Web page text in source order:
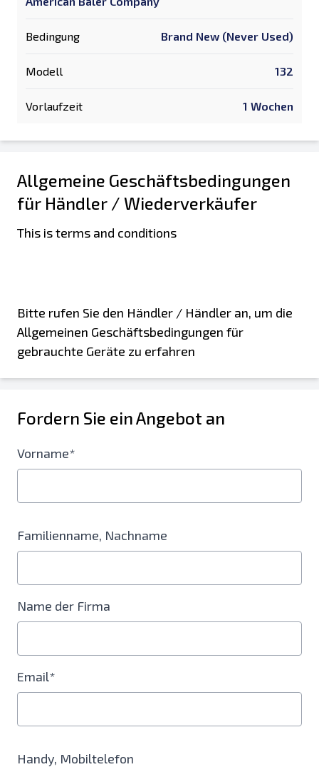
Bedingung Brand New (Never Used)
Modell 132
Vorlaufzeit 1 Wochen
Allgemeine Geschäftsbedingungen
für Händler / Wiederverkäufer
This is terms and conditions
Bitte rufen Sie den Händler / Händler an, um die
Allgemeinen Geschäftsbedingungen für
gebrauchte Geräte zu erfahren
Fordern Sie ein Angebot an
Vorname*
Familienname, Nachname
Name der Firma
Email*
Handy, Mobiltelefon